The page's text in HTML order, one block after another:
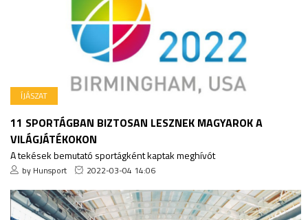
ÍJÁSZAT
11 SPORTÁGBAN BIZTOSAN LESZNEK MAGYAROK A
VILÁGJÁTÉKOKON
A tekések bemutató sportágként kaptak meghívót
by Hunsport 2022-03-04 14:06